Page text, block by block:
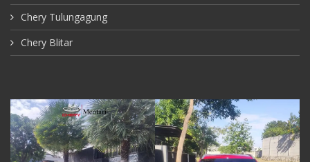
Chery Tulungagung
Chery Blitar